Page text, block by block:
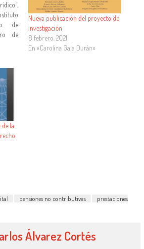
de
de
la
Nueva publicación del proyecto de
investigación
8 febrero, 2021
En «Carolina Gala Durán»
la
pensiones no contributivas
prestaciones
Álvarez Cortés